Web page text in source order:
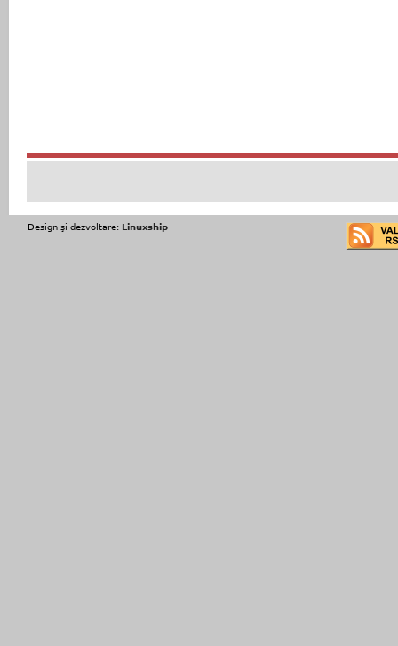
Design şi dezvoltare: Linuxship